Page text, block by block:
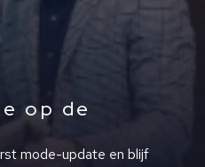
op de
mode-update en blijf